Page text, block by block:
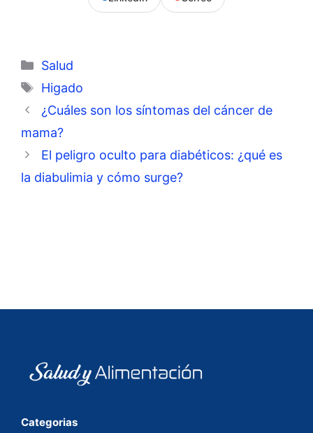
Categorías
Salud
Etiquetas
Higado
¿Cuáles son los síntomas del cáncer de
mama?
El peligro oculto para diabéticos: ¿qué es
la diabulimia y cómo surge?
Categorias